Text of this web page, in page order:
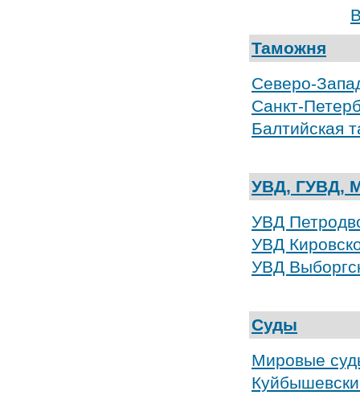
Таможня
Северо-
Санкт-
Балтийская
УВД, ГУВД,
УВД
УВД
УВД
Суды
Мировые